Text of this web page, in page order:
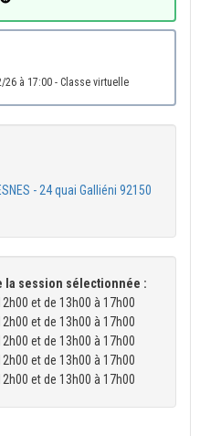
du 14/12/26 à 09:00 au 18/12/26 à 17:00 - Classe virtuelle
la session sélectionnée :
et de 13h00 à 17h00
et de 13h00 à 17h00
et de 13h00 à 17h00
et de 13h00 à 17h00
et de 13h00 à 17h00